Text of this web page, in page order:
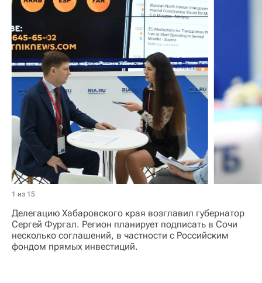
1 из 15
Делегацию Хабаровского края возглавил губернатор
Сергей Фургал. Регион планирует подписать в Сочи
несколько соглашений, в частности с Российским
фондом прямых инвестиций.